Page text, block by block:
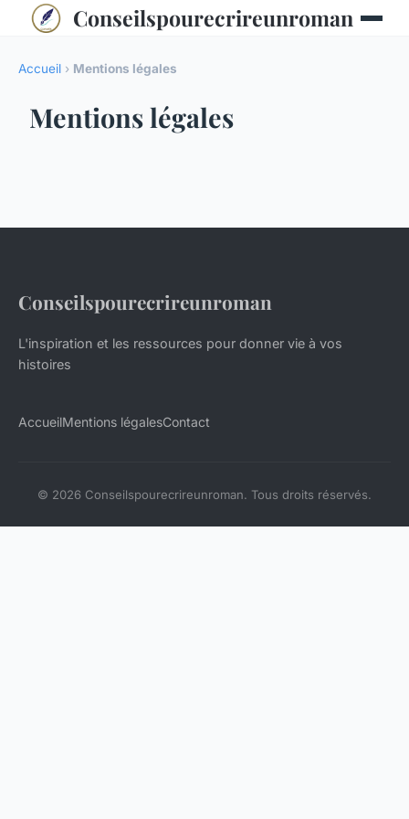
Conseilspourecrireunroman
Accueil › Mentions légales
Mentions légales
Conseilspourecrireunroman
L'inspiration et les ressources pour donner vie à vos
histoires
AccueilMentions légalesContact
© 2026 Conseilspourecrireunroman. Tous droits réservés.